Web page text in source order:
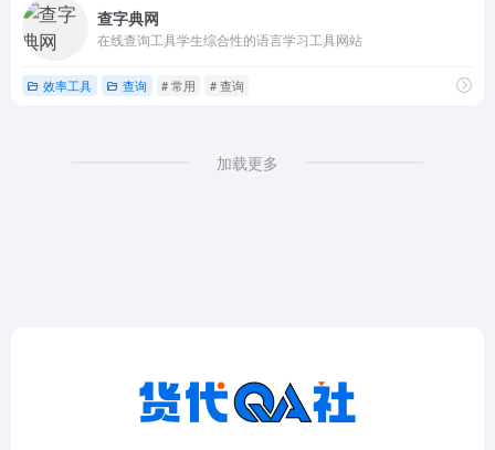
查字典网
在线查询工具学生综合性的语言学习工具网站
效率工具 查询 # 常用 # 查询
加载更多